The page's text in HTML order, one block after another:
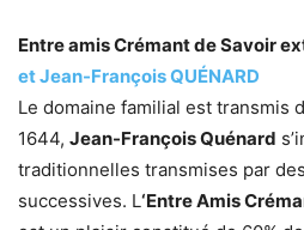
Entre amis Crémant de Savoir
et Jean-François QUÉNARD
Le domaine familial est transmis
1644, Jean-François Quénard
traditionnelles transmises par
successives. L‘Entre Amis